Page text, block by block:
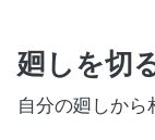
廻しを切
自分の廻しから